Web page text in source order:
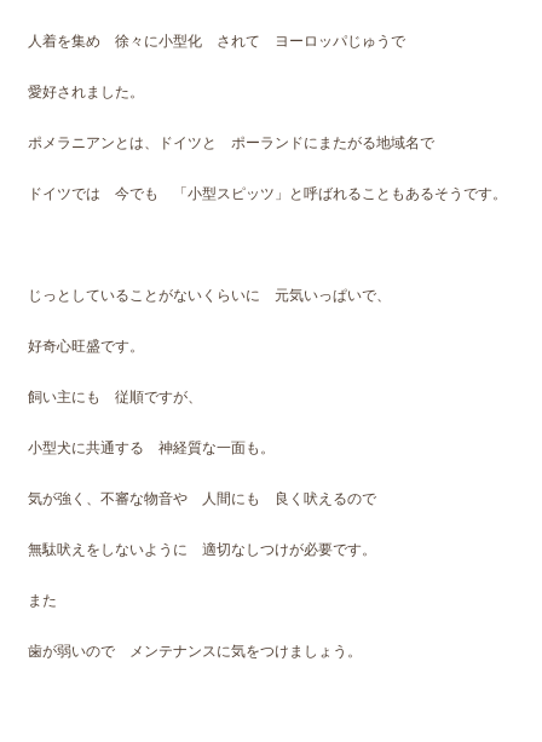
人着を集め 徐々に小型化 されて ヨーロッパじゅうで
愛好されました。
ポメラニアンとは、ドイツと ポーランドにまたがる地域名で
ドイツでは 今でも 「小型スピッツ」と呼ばれることもあるそうです。
じっとしていることがないくらいに 元気いっぱいで、
好奇心旺盛です。
飼い主にも 従順ですが、
小型犬に共通する 神経質な一面も。
気が強く、不審な物音や 人間にも 良く吠えるので
無駄吠えをしないように 適切なしつけが必要です。
また
歯が弱いので メンテナンスに気をつけましょう。